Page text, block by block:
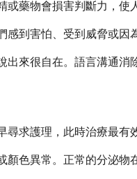
藥物會損害判斷力，使
到害怕、受到威脅或
來很自在。語言溝通消
求護理，此時治療最有
色異常。正常的分泌